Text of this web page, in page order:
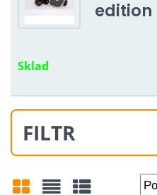
edition
Sklad
FILTR